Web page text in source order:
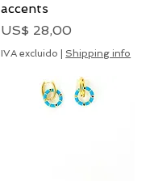
accents
Precio
US$ 28,00
IVA excluido Shipping info